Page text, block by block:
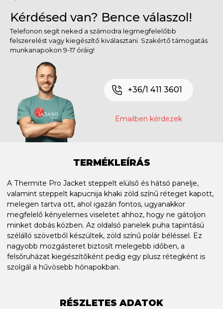
Kérdésed van? Bence válaszol!
Telefonon segít neked a számodra legmegfelelőbb
felszerelést vagy kiegészítő kiválasztani. Szakértő támogatás
munkanapokon 9-17 óráig!
+36/1 411 3601
Emailben kérdezek
TERMÉKLEÍRÁS
A Thermite Pro Jacket steppelt elülső és hátsó panelje,
valamint steppelt kapucnija khaki zöld színű réteget kapott,
melegen tartva ott, ahol igazán fontos, ugyanakkor
megfelelő kényelemes viseletet ahhoz, hogy ne gátoljon
minket dobás közben. Az oldalsó panelek puha tapintású
szélálló szövetből készültek, zöld színű polár béléssel. Ez
nagyobb mozgásteret biztosít melegebb időben, a
felsőruházat kiegészítőként pedig egy plusz rétegként is
szolgál a hűvösebb hónapokban.
RÉSZLETES ADATOK